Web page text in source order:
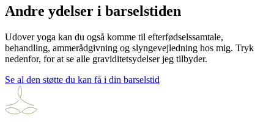
Andre ydelser i barselstiden
Udover yoga kan du også komme til efterfødselssamtale,
behandling, ammerådgivning og slyngevejledning hos mig. Tryk
nedenfor, for at se alle graviditetsydelser jeg tilbyder.
Se al den støtte du kan få i din barselstid